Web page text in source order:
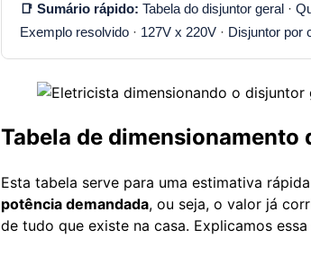
📑 Sumário rápido: Tabela do disjuntor geral ·
Exemplo resolvido · 127V x 220V · Disjuntor por
Tabela de dimensionamento
Esta tabela serve para uma estimativa
potência demandada, ou seja, o valor já
de tudo que existe na casa. Explicamos